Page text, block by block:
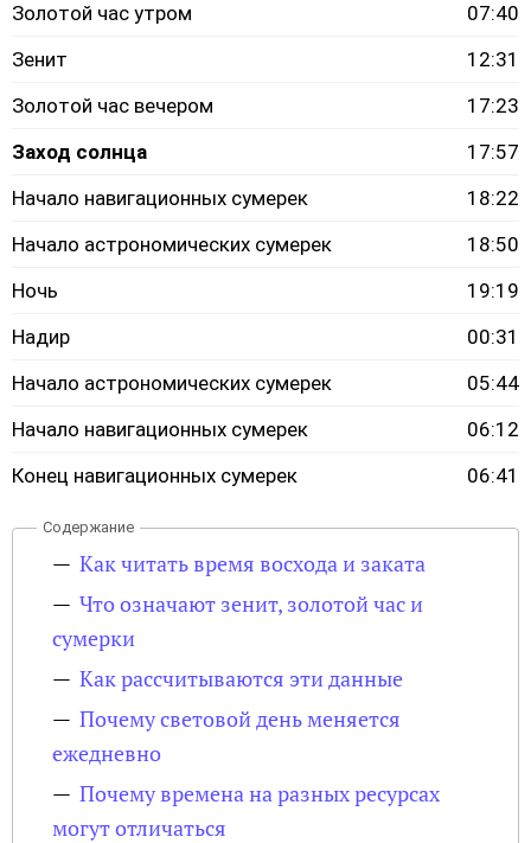
Золотой час утром
07:40
Зенит
12:31
Золотой час вечером
17:23
Заход солнца
17:57
Начало навигационных сумерек
18:22
Начало астрономических сумерек
18:50
Ночь
19:19
Надир
00:31
Начало астрономических сумерек
05:44
Начало навигационных сумерек
06:12
Конец навигационных сумерек
06:41
Как читать время восхода и заката
Что означают зенит, золотой час и
сумерки
Как рассчитываются эти данные
Почему световой день меняется
ежедневно
Почему времена на разных ресурсах
могут отличаться